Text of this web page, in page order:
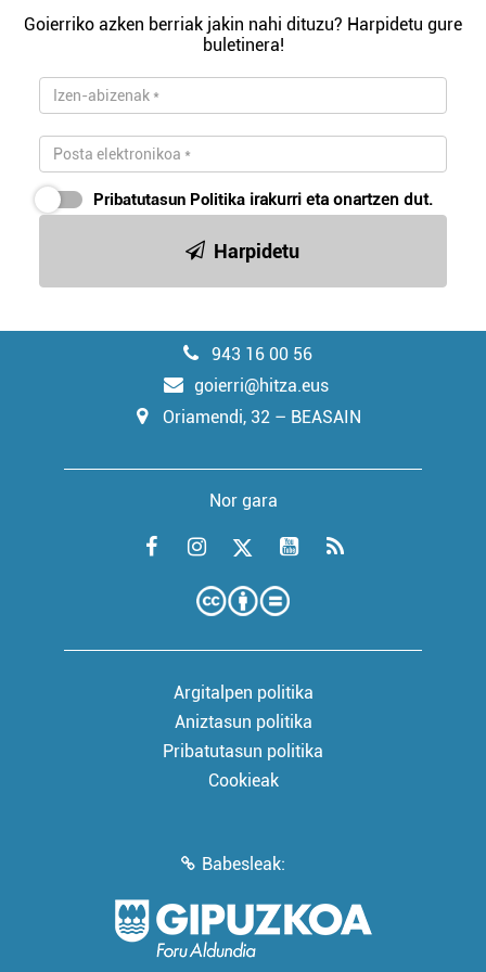
Goierriko azken berriak jakin nahi dituzu? Harpidetu gure
buletinera!
Pribatutasun Politika irakurri eta onartzen dut.
Harpidetu
943 16 00 56
goierri@hitza.eus
Oriamendi, 32 – BEASAIN
Nor gara
Argitalpen politika
Aniztasun politika
Pribatutasun politika
Cookieak
Babesleak: